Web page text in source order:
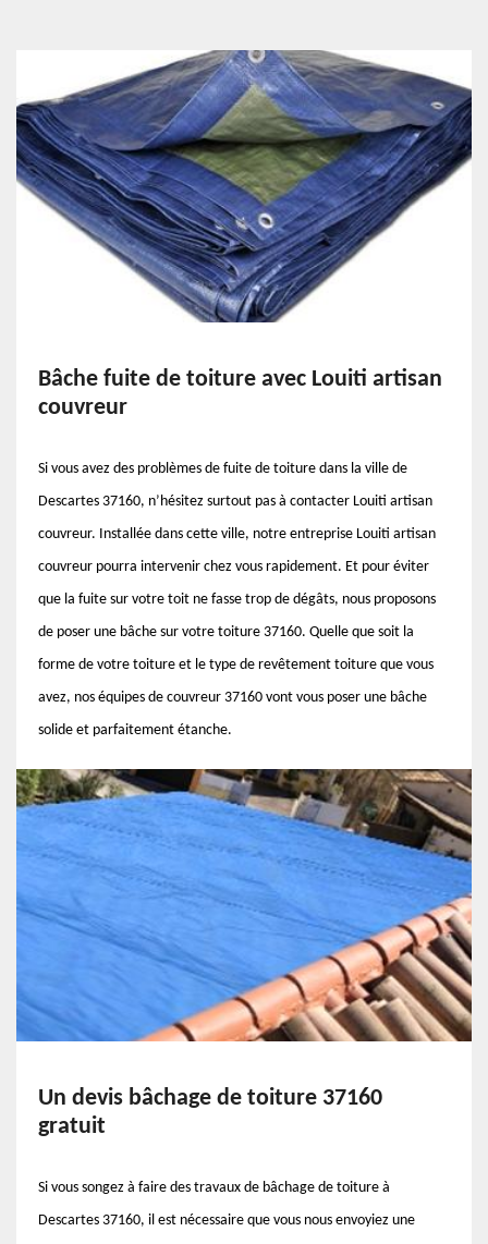
Bâche fuite de toiture avec Louiti artisan
couvreur
Si vous avez des problèmes de fuite de toiture dans la ville de
Descartes 37160, n’hésitez surtout pas à contacter Louiti artisan
couvreur. Installée dans cette ville, notre entreprise Louiti artisan
couvreur pourra intervenir chez vous rapidement. Et pour éviter
que la fuite sur votre toit ne fasse trop de dégâts, nous proposons
de poser une bâche sur votre toiture 37160. Quelle que soit la
forme de votre toiture et le type de revêtement toiture que vous
avez, nos équipes de couvreur 37160 vont vous poser une bâche
solide et parfaitement étanche.
Un devis bâchage de toiture 37160
gratuit
Si vous songez à faire des travaux de bâchage de toiture à
Descartes 37160, il est nécessaire que vous nous envoyiez une